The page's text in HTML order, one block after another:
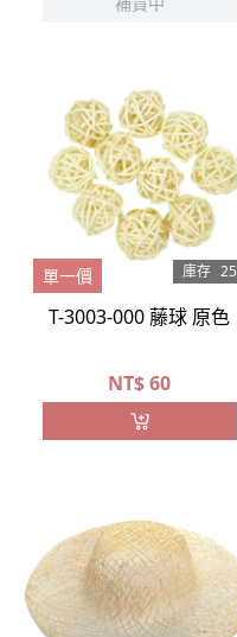
庫存 25
單一價
T-3003-000 藤球 原色
NT$60